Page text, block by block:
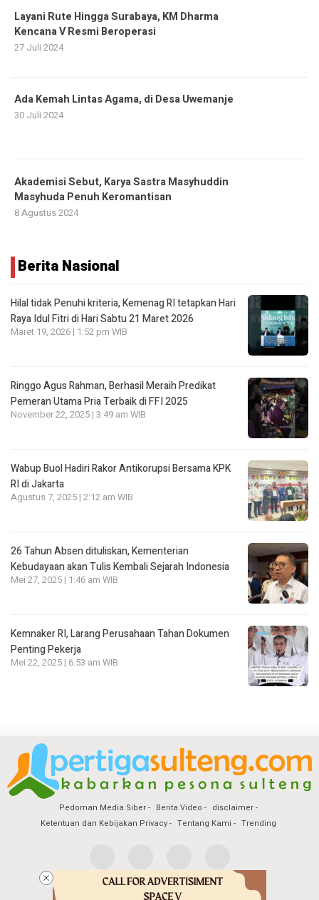
Layani Rute Hingga Surabaya, KM Dharma
Kencana V Resmi Beroperasi
27 Juli 2024
Ada Kemah Lintas Agama, di Desa Uwemanje
30 Juli 2024
Akademisi Sebut, Karya Sastra Masyhuddin
Masyhuda Penuh Keromantisan
8 Agustus 2024
Berita Nasional
Hilal tidak Penuhi kriteria, Kemenag RI tetapkan Hari
Raya Idul Fitri di Hari Sabtu 21 Maret 2026
Maret 19, 2026 | 1:52 pm WIB
Ringgo Agus Rahman, Berhasil Meraih Predikat
Pemeran Utama Pria Terbaik di FFI 2025
November 22, 2025 | 3:49 am WIB
Wabup Buol Hadiri Rakor Antikorupsi Bersama KPK
RI di Jakarta
Agustus 7, 2025 | 2:12 am WIB
26 Tahun Absen dituliskan, Kementerian
Kebudayaan akan Tulis Kembali Sejarah Indonesia
Mei 27, 2025 | 1:46 am WIB
Kemnaker RI, Larang Perusahaan Tahan Dokumen
Penting Pekerja
Mei 22, 2025 | 6:53 am WIB
Pedoman Media Siber Berita Video
disclaimer
Ketentuan dan Kebijakan Privacy
Tentang Kami Trending
Copyright @2026 Pertiga Sulteng